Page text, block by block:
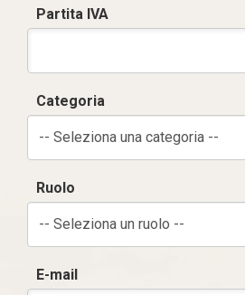
Partita IVA
Categoria
-- Seleziona una categoria --
Ruolo
-- Seleziona un ruolo --
E-mail